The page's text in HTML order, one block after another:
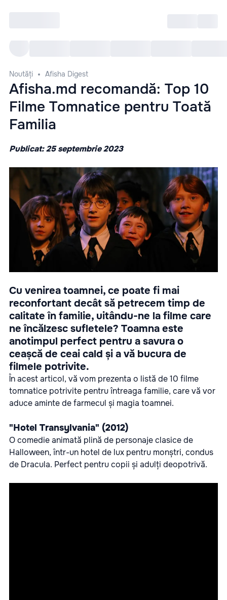
Noutăți Afisha Digest
Afisha.md recomandă: Top 10
Filme Tomnatice pentru Toată
Familia
Publicat: 25 septembrie 2023
Cu venirea toamnei, ce poate fi mai
reconfortant decât să petrecem timp de
calitate în familie, uitându-ne la filme care
ne încălzesc sufletele? Toamna este
anotimpul perfect pentru a savura o
ceașcă de ceai cald și a vă bucura de
filmele potrivite.
În acest articol, vă vom prezenta o listă de 10 filme
tomnatice potrivite pentru întreaga familie, care vă vor
aduce aminte de farmecul și magia toamnei.
"Hotel Transylvania" (2012)
O comedie animată plină de personaje clasice de
Halloween, într-un hotel de lux pentru monștri, condus
de Dracula. Perfect pentru copii și adulți deopotrivă.